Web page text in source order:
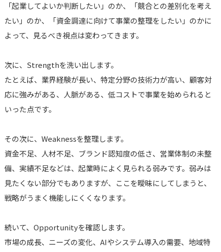
「起業してよいか判断したい」のか、「競合との差別化を考え
たい」のか、「資金調達に向けて事業の整理をしたい」のかに
よって、見るべき視点は変わってきます。
次に、Strengthを洗い出します。
たとえば、業界経験が長い、特定分野の技術力が高い、顧客対
応に強みがある、人脈がある、低コストで事業を始められると
いった点です。
その次に、Weaknessを整理します。
資金不足、人材不足、ブランド認知度の低さ、営業体制の未整
備、実績不足などは、起業時によく見られる弱みです。弱みは
見たくない部分でもありますが、ここを曖昧にしてしまうと、
戦略がうまく機能しにくくなります。
続いて、Opportunityを確認します。
市場の成長、ニーズの変化、AIやシステム導入の需要、地域特